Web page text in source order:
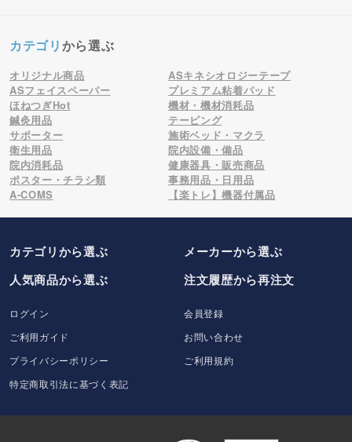
カテゴリから選ぶ
オリジナル商品
ASキネシオロジーテープ
ASフェイスペーパー
プレミアム粘着パッド
ほねつぎHot
機材・機材消耗品
鍼灸用品
テーピング
サポーター
施術ベッド・マクラ
衛生用品
院内設備・備品
院内消耗品
健康器具・販売商品
ポスター・チラシ類
事務用品・日用品
A-COMS
【楽トレ】機器付属品
カテゴリから選ぶ メーカーから選ぶ
人気商品から選ぶ
注文履歴から再注文
ログイン
会員登録
ご利用ガイド
お問い合わせ
プライバシーポリシー
ご利用規約
特定商取引法に基づく表記